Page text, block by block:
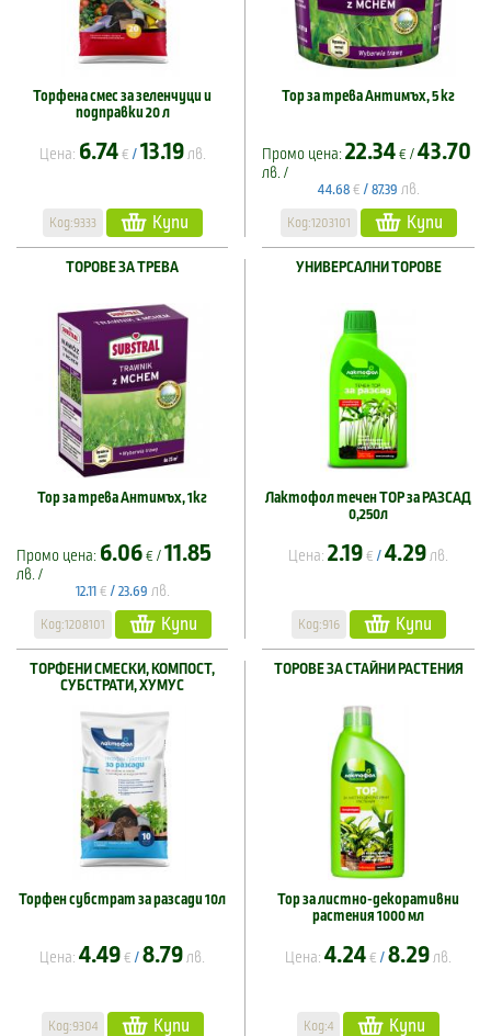
Торфена смес за зеленчуци и
подправки 20 л
Цена: 6.74 € / 13.19 лв.
Код:9333 Купи
Тор за трева Антимъх, 5 кг
Промо цена: 22.34 € / 43.70
лв. /
44.68 € / 87.39 лв.
Код:1203101 Купи
ТОРОВЕ ЗА ТРЕВА
Тор за трева Антимъх, 1кг
Промо цена: 6.06 € / 11.85
лв. /
12.11 € / 23.69 лв.
Код:1208101 Купи
УНИВЕРСАЛНИ ТОРОВЕ
Лактофол течен ТОР за РАЗСАД
0,250л
Цена: 2.19 € / 4.29 лв.
Код:916 Купи
ТОРФЕНИ СМЕСКИ, КОМПОСТ,
СУБСТРАТИ, ХУМУС
Торфен субстрат за разсади 10л
Цена: 4.49 € / 8.79 лв.
Код:9304 Купи
ТОРОВЕ ЗА СТАЙНИ РАСТЕНИЯ
Тор за листно-декоративни
растения 1000 мл
Цена: 4.24 € / 8.29 лв.
Код:4 Купи